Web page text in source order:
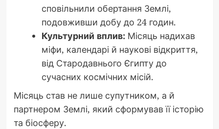
сповільнили обертання Землі,
подовживши добу до 24 годин.
Культурний вплив:Місяць надихав
міфи, календарі й наукові відкриття,
від Стародавнього Єгипту до
сучасних космічних місій.
Місяць став не лише супутником, а й
партнером Землі, який сформував її історію
та біосферу.